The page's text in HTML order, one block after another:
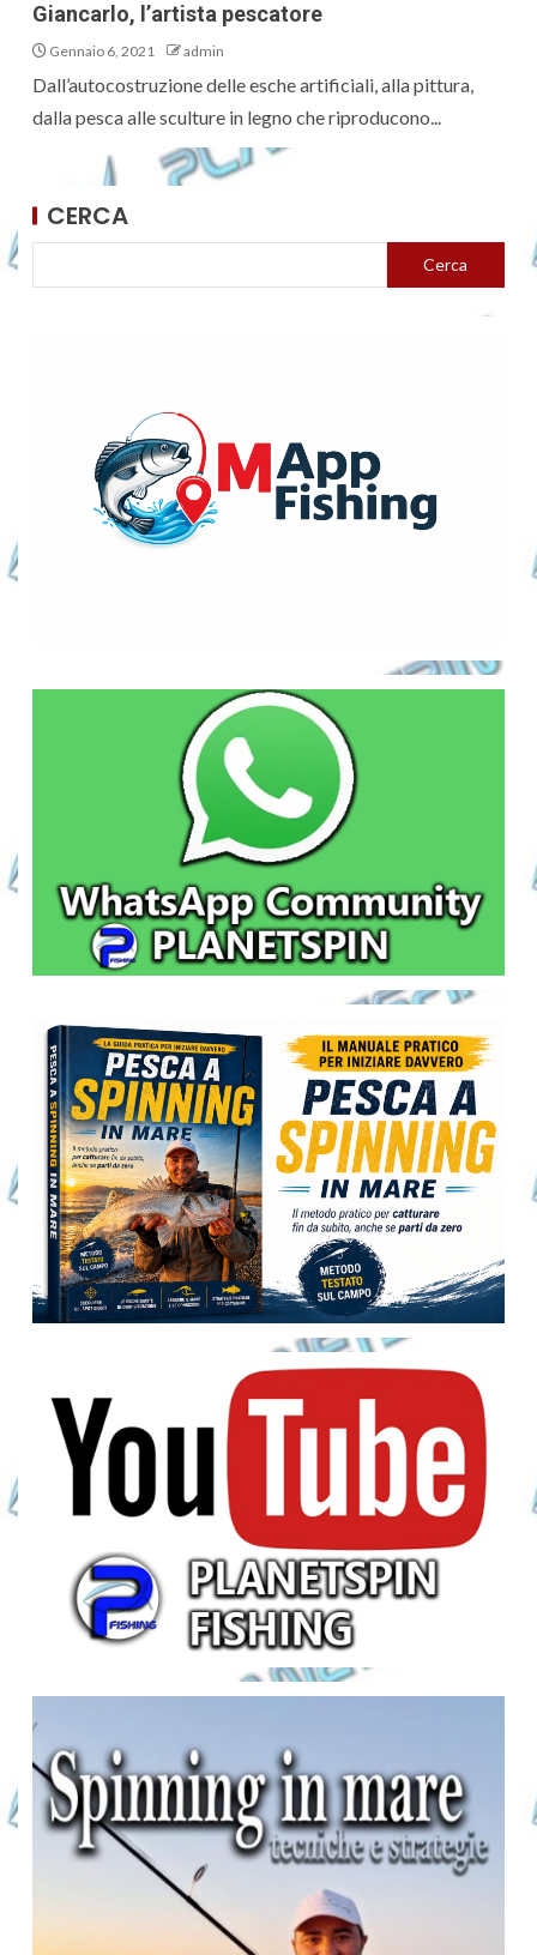
Giancarlo, l’artista pescatore
Gennaio 6, 2021 admin
Dall’autocostruzione delle esche artificiali, alla pittura,
dalla pesca alle sculture in legno che riproducono...
CERCA
Cerca